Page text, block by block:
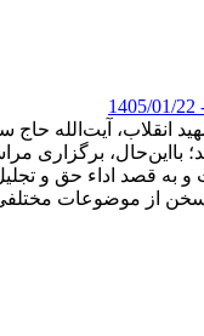
-
انقلاب،
بااین‌حال،
به قصد اداء حق و
این مصاحبه که در نیمه‌ی سال